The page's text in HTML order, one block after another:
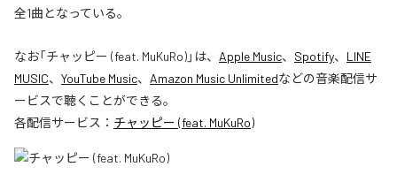
全1曲となっている。
なお「チャッピー (feat. MuKuRo)」は、 Apple Music、 Spotify、 LINE
MUSIC、 YouTube Music、 Amazon Music Unlimitedなどの音楽配信サ
ービスで聴くことができる。
各配信サービス： チャッピー (feat. MuKuRo)